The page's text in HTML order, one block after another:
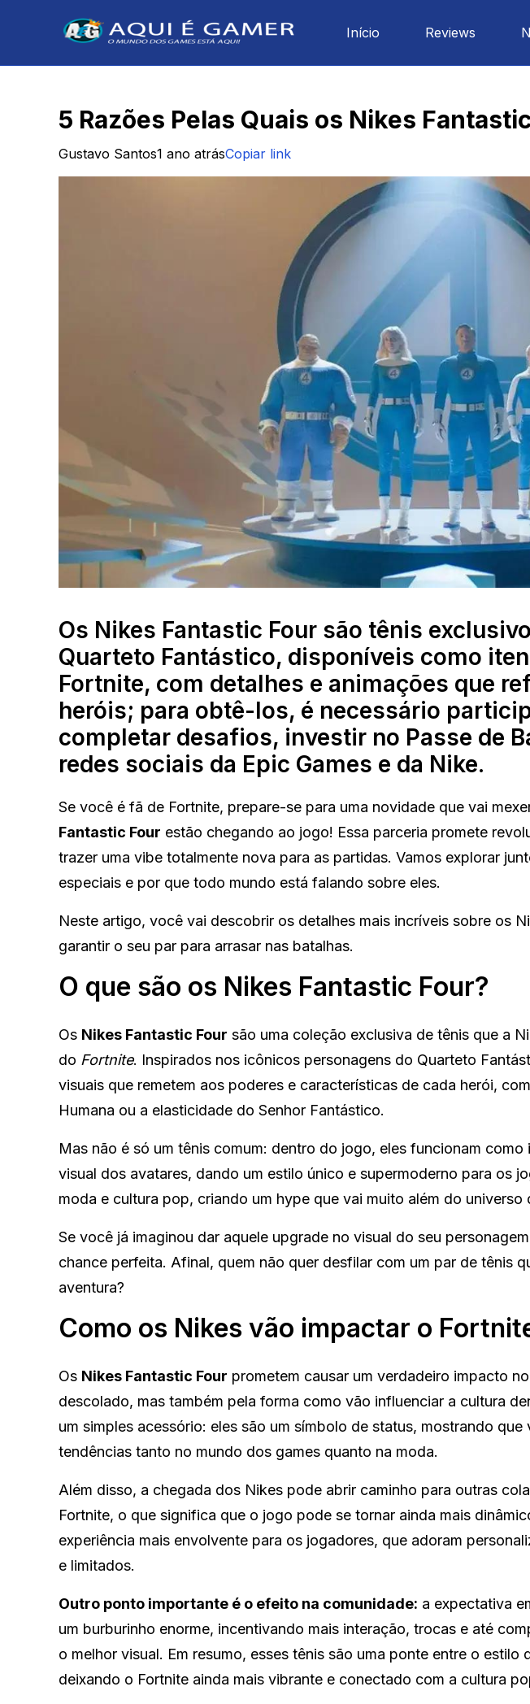
Início Reviews
5 Razões Pelas Quais os Nikes
Gustavo Santos1 ano atrásCopiar link
Os Nikes Fantastic Four são tênis
Quarteto Fantástico, disponíveis como
Fortnite, com detalhes e animações que
heróis; para obtê-los, é necessário
completar desafios, investir no Passe de
redes sociais da Epic Games e da Nike.
Se você é fã de Fortnite, prepare-se para uma novidade que vai
Fantastic Four estão chegando ao jogo! Essa parceria promete
trazer uma vibe totalmente nova para as partidas. Vamos explorar
especiais e por que todo mundo está falando sobre eles.
Neste artigo, você vai descobrir os detalhes mais incríveis sobre os
garantir o seu par para arrasar nas batalhas.
O que são os Nikes Fantastic Four?
Os Nikes Fantastic Four são uma coleção exclusiva de tênis que a
do Fortnite. Inspirados nos icônicos personagens do Quarteto
visuais que remetem aos poderes e características de cada herói,
Humana ou a elasticidade do Senhor Fantástico.
Mas não é só um tênis comum: dentro do jogo, eles funcionam
visual dos avatares, dando um estilo único e supermoderno para os
moda e cultura pop, criando um hype que vai muito além do universo
Se você já imaginou dar aquele upgrade no visual do seu
chance perfeita. Afinal, quem não quer desfilar com um par de tênis
aventura?
Como os Nikes vão impactar o
Os Nikes Fantastic Four prometem causar um verdadeiro impacto no
descolado, mas também pela forma como vão influenciar a cultura
um simples acessório: eles são um símbolo de status, mostrando
tendências tanto no mundo dos games quanto na moda.
Além disso, a chegada dos Nikes pode abrir caminho para outras
Fortnite, o que significa que o jogo pode se tornar ainda mais
experiência mais envolvente para os jogadores, que adoram
e limitados.
Outro ponto importante é o efeito na comunidade: a expectativa
um burburinho enorme, incentivando mais interação, trocas e até
o melhor visual. Em resumo, esses tênis são uma ponte entre o estilo
deixando o Fortnite ainda mais vibrante e conectado com a cultura